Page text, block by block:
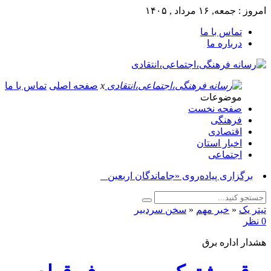
امروز : جمعه, ۱۶ مرداد , ۱۴۰۵
تماس با ما
درباره ما
x صفحه اصلی تماس با ما
موضوعات
صفحه نخست
فرهنگی
اقتصادی
اخبار استان
اجتماعی
برگزاری پیاده‌روی «جاماندگان اربعین حسینی»_
تیتر یک « خبر مهم « سخن سردبیر
0 نظر
هشدار اداره برق